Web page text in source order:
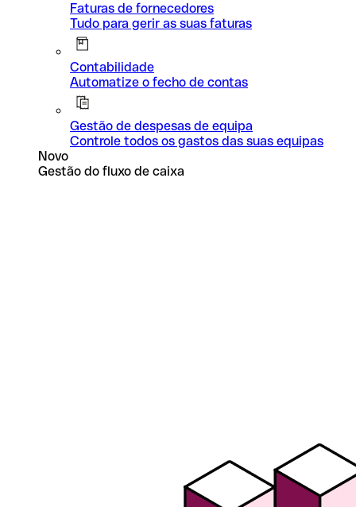
Faturas de fornecedores
Tudo para gerir as suas faturas
Contabilidade
Automatize o fecho de contas
Gestão de despesas de equipa
Controle todos os gastos das suas equipas
Novo
Gestão do fluxo de caixa